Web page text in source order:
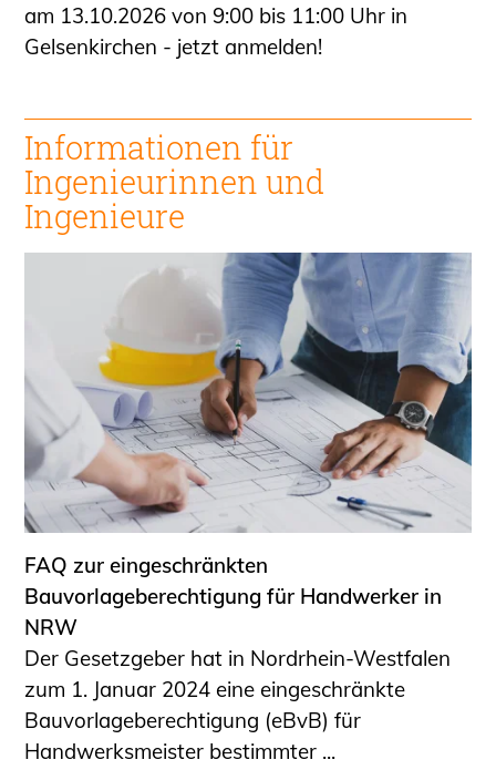
am 13.10.2026 von 9:00 bis 11:00 Uhr in
Gelsenkirchen - jetzt anmelden!
Informationen für
Ingenieurinnen und
Ingenieure
FAQ zur eingeschränkten
Bauvorlageberechtigung für Handwerker in
NRW
Der Gesetzgeber hat in Nordrhein-Westfalen
zum 1. Januar 2024 eine eingeschränkte
Bauvorlageberechtigung (eBvB) für
Handwerksmeister bestimmter ...